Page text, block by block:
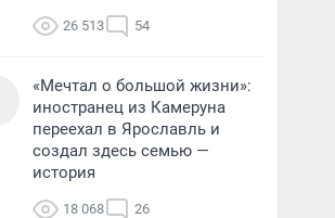
26 513 54
«Мечтал о большой жизни»:
иностранец из Камеруна
переехал в Ярославль и
создал здесь семью —
история
18 068 26